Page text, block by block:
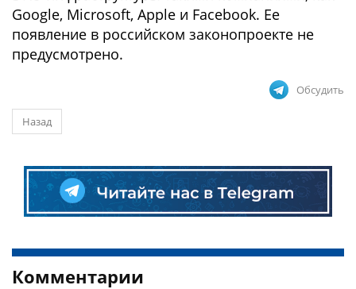
Google, Microsoft, Apple и Facebook. Ее
появление в российском законопроекте не
предусмотрено.
Обсудить
Назад
Комментарии